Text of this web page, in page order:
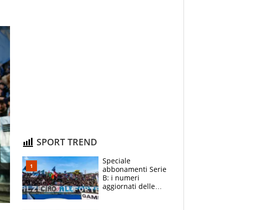
SPORT TREND
Speciale
abbonamenti Serie
B: i numeri
aggiornati delle